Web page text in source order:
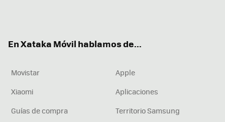
En Xataka Móvil hablamos de...
Movistar
Apple
Xiaomi
Aplicaciones
Guías de compra
Territorio Samsung